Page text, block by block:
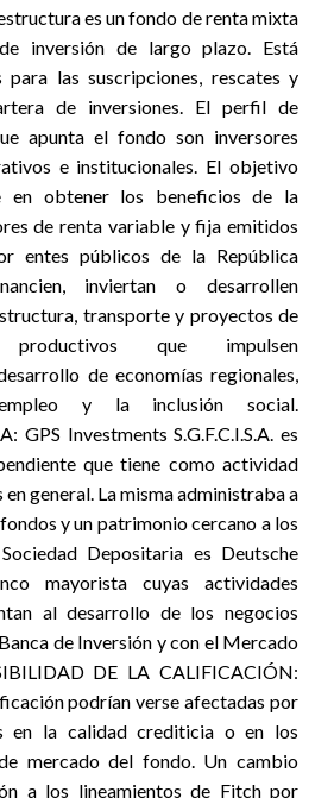
es un fondo de renta mixta
inversión de largo plazo. Está
para las suscripciones, rescates y
de inversiones. El perfil de
apunta el fondo son inversores
e institucionales. El objetivo
en obtener los beneficios de la
de renta variable y fija emitidos
entes públicos de la República
inviertan o desarrollen
transporte y proyectos de
productivos que impulsen
de economías regionales,
y la inclusión social.
GPS Investments S.G.F.C.I.S.A. es
que tiene como actividad
general. La misma administraba a
y un patrimonio cercano a los
Depositaria es Deutsche
mayorista cuyas actividades
al desarrollo de los negocios
de Inversión y con el Mercado
DE LA CALIFICACIÓN:
podrían verse afectadas por
en la calidad crediticia o en los
mercado del fondo. Un cambio
a los lineamientos de Fitch por